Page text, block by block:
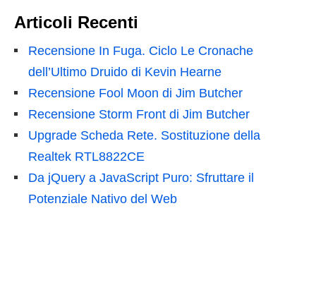
Articoli Recenti
Recensione In Fuga. Ciclo Le Cronache
dell’Ultimo Druido di Kevin Hearne
Recensione Fool Moon di Jim Butcher
Recensione Storm Front di Jim Butcher
Upgrade Scheda Rete. Sostituzione della
Realtek RTL8822CE
Da jQuery a JavaScript Puro: Sfruttare il
Potenziale Nativo del Web